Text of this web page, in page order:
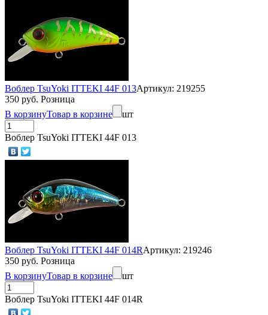
Воблер TsuYoki ITTEKI 44F 013Артикул: 219255
350 руб. Розница
В корзинуТовар в корзине шт
Воблер TsuYoki ITTEKI 44F 013
Воблер TsuYoki ITTEKI 44F 014RАртикул: 219246
350 руб. Розница
В корзинуТовар в корзине шт
Воблер TsuYoki ITTEKI 44F 014R